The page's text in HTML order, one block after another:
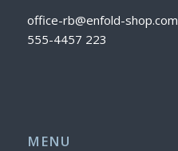
office-rb@enfold-shop.com
555-4457 223
MENU